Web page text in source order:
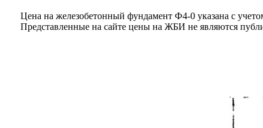
Цена на железобетонный фундамент Ф4-0 указана с
Представленные на сайте цены на ЖБИ не являются